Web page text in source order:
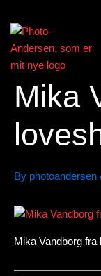
Mika
By photoandersen
Mika Vandborg fra